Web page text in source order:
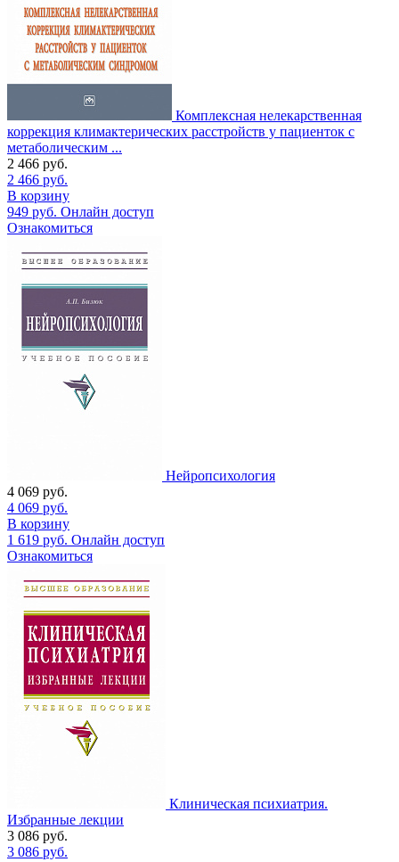
Комплексная нелекарственная
коррекция климактерических расстройств у пациенток с
метаболическим ...
2 466 руб.
2 466 руб.
В корзину
949 руб. Онлайн доступ
Ознакомиться
Нейропсихология
4 069 руб.
4 069 руб.
В корзину
1 619 руб. Онлайн доступ
Ознакомиться
Клиническая психиатрия.
Избранные лекции
3 086 руб.
3 086 руб.